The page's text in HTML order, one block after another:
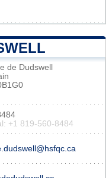
de Dudswell
+1 819-560-8484